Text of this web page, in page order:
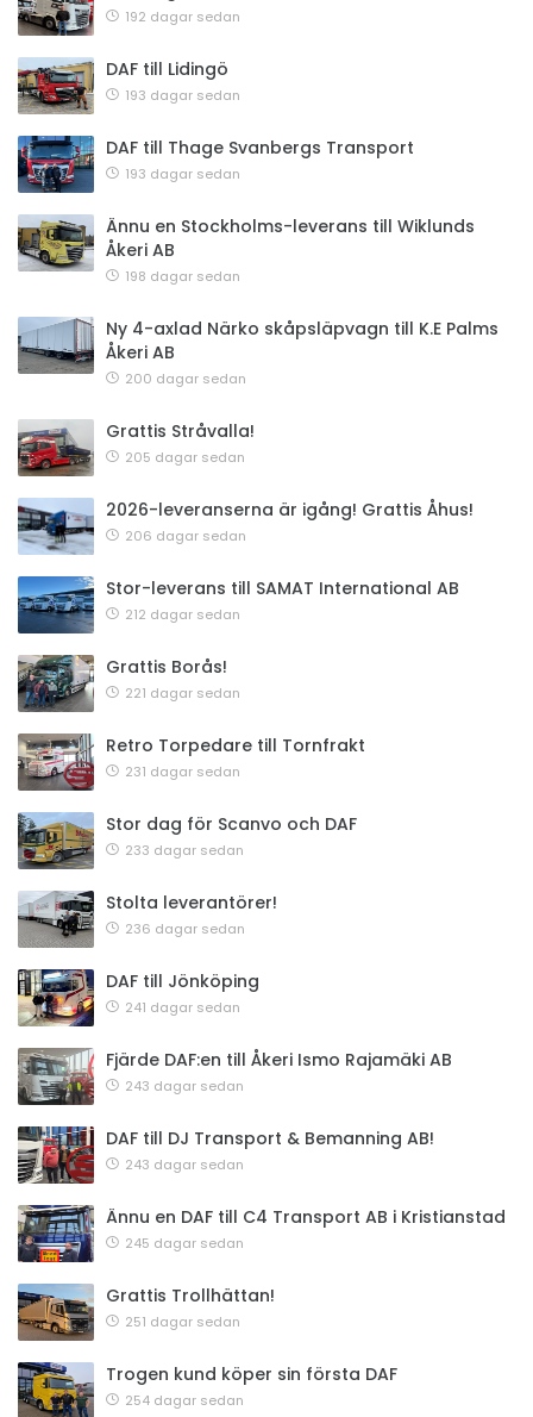
192 dagar sedan
DAF till Lidingö
193 dagar sedan
DAF till Thage Svanbergs Transport
193 dagar sedan
Ännu en Stockholms-leverans till Wiklunds
Åkeri AB
198 dagar sedan
Ny 4-axlad Närko skåpsläpvagn till K.E Palms
Åkeri AB
200 dagar sedan
Grattis Stråvalla!
205 dagar sedan
2026-leveranserna är igång! Grattis Åhus!
206 dagar sedan
Stor-leverans till SAMAT International AB
212 dagar sedan
Grattis Borås!
221 dagar sedan
Retro Torpedare till Tornfrakt
231 dagar sedan
Stor dag för Scanvo och DAF
233 dagar sedan
Stolta leverantörer!
236 dagar sedan
DAF till Jönköping
241 dagar sedan
Fjärde DAF:en till Åkeri Ismo Rajamäki AB
243 dagar sedan
DAF till DJ Transport & Bemanning AB!
243 dagar sedan
Ännu en DAF till C4 Transport AB i Kristianstad
245 dagar sedan
Grattis Trollhättan!
251 dagar sedan
Trogen kund köper sin första DAF
254 dagar sedan